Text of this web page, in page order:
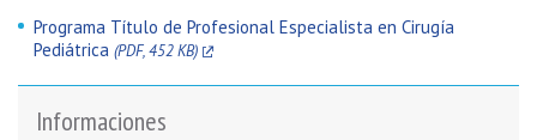
Programa Título de Profesional Especialista en Cirugía
Pediátrica (PDF, 452 KB)
Informaciones